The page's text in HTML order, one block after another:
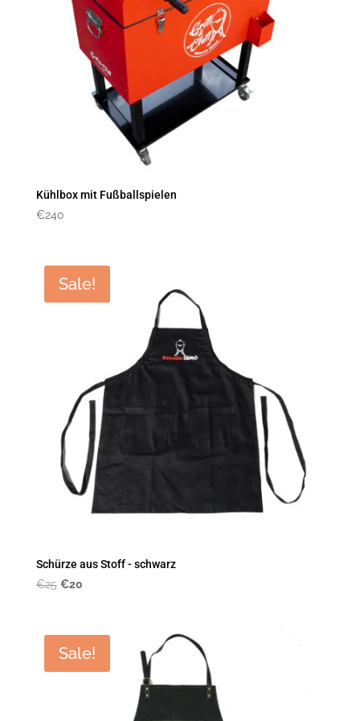
Kühlbox mit Fußballspielen
€240
Sale!
Schürze aus Stoff - schwarz
€25 Original
€25.
€20Current
€20.
Sale!